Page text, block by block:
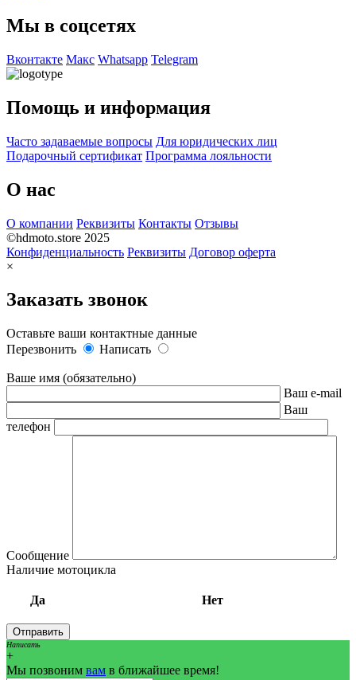
Мы в соцсетях
Вконтакте Макс Whatsapp Telegram
Помощь и информация
Часто задаваемые вопросы Для юридических лиц
Подарочный сертификат Программа лояльности
О нас
О компании Реквизиты Контакты Отзывы
©hdmoto.store 2025
Конфиденциальность Реквизиты Договор оферта
×
Заказать звонок
Оставьте ваши контактные данные
Перезвонить
Написать
Ваше имя (обязательно)
Ваш e-mail
Ваш
телефон
Сообщение
Наличие мотоцикла
Да Нет
Написать
+
Мы позвоним вам в ближайшее время!